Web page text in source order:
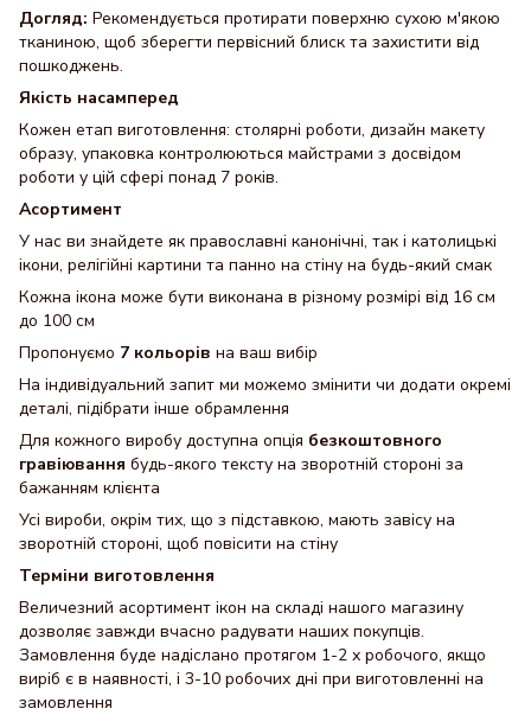
Догляд: Рекомендується протирати поверхню сухою м'якою
тканиною, щоб зберегти первісний блиск та захистити від
пошкоджень.
Якість насамперед
Кожен етап виготовлення: столярні роботи, дизайн макету
образу, упаковка контролюються майстрами з досвідом
роботи у цій сфері понад 7 років.
Асортимент
У нас ви знайдете як православні канонічні, так і католицькі
ікони, релігійні картини та панно на стіну на будь-який смак
Кожна ікона може бути виконана в різному розмірі від 16 см
до 100 см
Пропонуємо 7 кольорів на ваш вибір
На індивідуальний запит ми можемо змінити чи додати окремі
деталі, підібрати інше обрамлення
Для кожного виробу доступна опція безкоштовного
гравіювання будь-якого тексту на зворотній стороні за
бажанням клієнта
Усі вироби, окрім тих, що з підставкою, мають завісу на
зворотній стороні, щоб повісити на стіну
Терміни виготовлення
Величезний асортимент ікон на складі нашого магазину
дозволяє завжди вчасно радувати наших покупців.
Замовлення буде надіслано протягом 1-2 х робочого, якщо
виріб є в наявності, і 3-10 робочих дні при виготовленні на
замовлення